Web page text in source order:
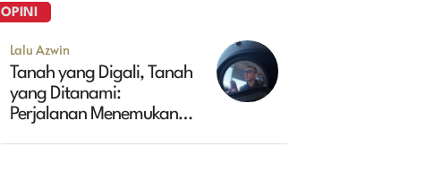
OPINI
Lalu Azwin
Tanah yang Digali, Tanah
yang Ditanami:
Perjalanan Menemukan